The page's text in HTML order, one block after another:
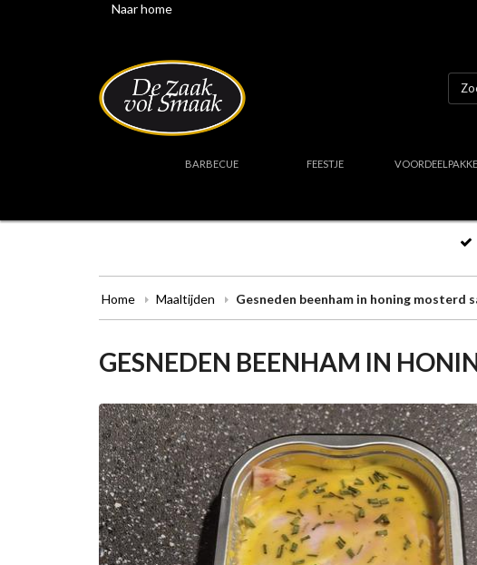
Naar home
BARBECUE FEESTJE
Home Maaltijden Gesneden beenham in honing mosterd
GESNEDEN BEENHAM IN